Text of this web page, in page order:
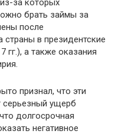
за которых
брать займы за
после
страны в президентские
а также оказания
признал, что эти
серьезный ущерб
долгосрочная
негативное